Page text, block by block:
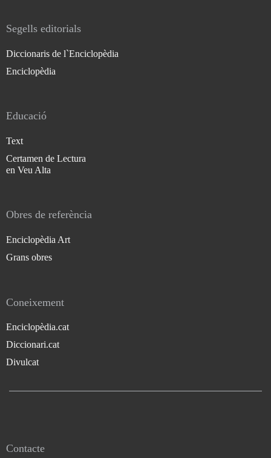
Segells editorials
Diccionaris de l`Enciclopèdia
Enciclopèdia
Educació
Text
Certamen de Lectura
en Veu Alta
Obres de referència
Enciclopèdia Art
Grans obres
Coneixement
Enciclopèdia.cat
Diccionari.cat
Divulcat
Contacte